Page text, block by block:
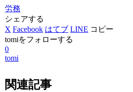
労務
シェアする
X Facebook はてブ LINE コピー
tomiをフォローする
0
tomi
関連記事